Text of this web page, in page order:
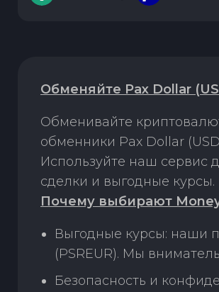
Обменяйте Pax Dollar
Обменивайте
обменники Pax Dollar
Используйте наш сервис
сделки и выгодные курсы.
Почему выбирают
Выгодные курсы: наши
(PSREUR). Мы
Безопасность и